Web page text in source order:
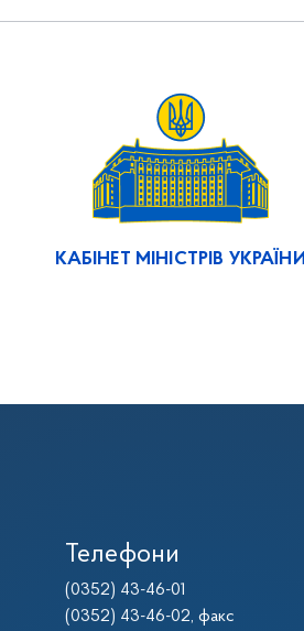
КАБІНЕТ МІНІСТРІВ УКРАЇНИ
Телефони
(0352) 43-46-01
(0352) 43-46-02, факс